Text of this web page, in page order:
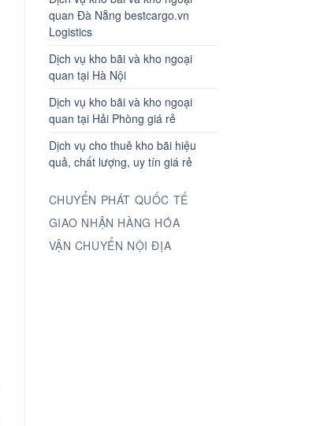
quan Đà Nẵng bestcargo.vn
Logistics
Dịch vụ kho bãi và kho ngoại
quan tại Hà Nội
Dịch vụ kho bãi và kho ngoại
quan tại Hải Phòng giá rẻ
Dịch vụ cho thuê kho bãi hiệu
quả, chất lượng, uy tín giá rẻ
CHUYỂN PHÁT QUỐC TẾ
GIAO NHẬN HÀNG HÓA
VẬN CHUYỂN NỘI ĐỊA